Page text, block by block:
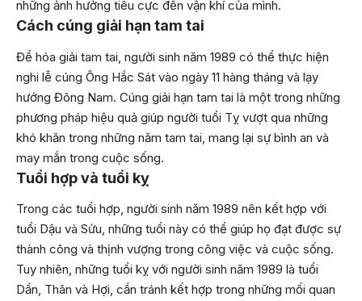
những ảnh hưởng tiêu cực đến vận khí của mình.
Cách cúng giải hạn tam tai
Để hóa giải tam tai, người sinh năm 1989 có thể thực hiện
nghi lễ cúng Ông Hắc Sát vào ngày 11 hàng tháng và lạy
hướng Đông Nam. Cúng giải hạn tam tai là một trong những
phương pháp hiệu quả giúp người tuổi Tỵ vượt qua những
khó khăn trong những năm tam tai, mang lại sự bình an và
may mắn trong cuộc sống.
Tuổi hợp và tuổi kỵ
Trong các tuổi hợp, người sinh năm 1989 nên kết hợp với
tuổi Dậu và Sửu, những tuổi này có thể giúp họ đạt được sự
thành công và thịnh vượng trong công việc và cuộc sống.
Tuy nhiên, những tuổi kỵ với người sinh năm 1989 là tuổi
Dần, Thân và Hợi, cần tránh kết hợp trong những mối quan